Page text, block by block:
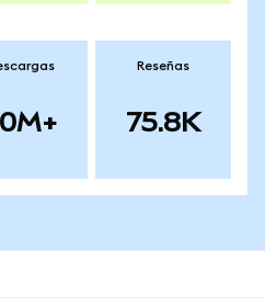
Reseñas
75.8K